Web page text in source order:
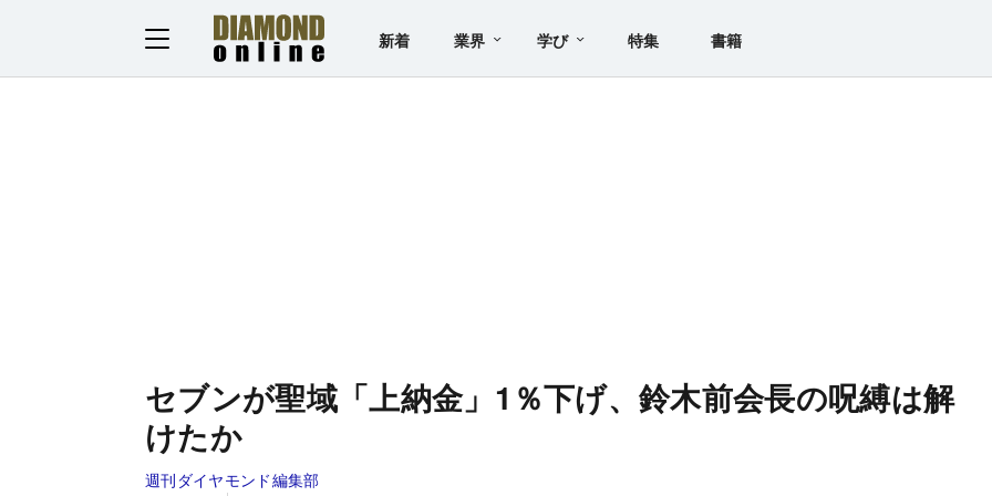
新着 業界 学び 特集 書籍
セブンが聖域「上納金」1％下げ、鈴木前会長の呪縛は解
けたか
週刊ダイヤモンド編集部